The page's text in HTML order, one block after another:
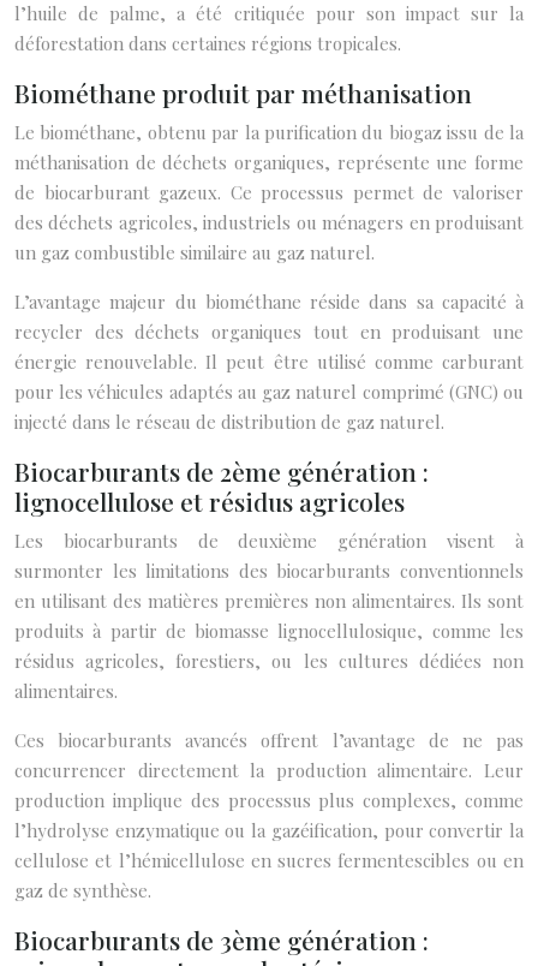
l’huile de palme, a été critiquée pour son impact sur la
déforestation dans certaines régions tropicales.
Biométhane produit par méthanisation
Le biométhane, obtenu par la purification du biogaz issu de la
méthanisation de déchets organiques, représente une forme
de biocarburant gazeux. Ce processus permet de valoriser
des déchets agricoles, industriels ou ménagers en produisant
un gaz combustible similaire au gaz naturel.
L’avantage majeur du biométhane réside dans sa capacité à
recycler des déchets organiques tout en produisant une
énergie renouvelable. Il peut être utilisé comme carburant
pour les véhicules adaptés au gaz naturel comprimé (GNC) ou
injecté dans le réseau de distribution de gaz naturel.
Biocarburants de 2ème génération :
lignocellulose et résidus agricoles
Les biocarburants de deuxième génération visent à
surmonter les limitations des biocarburants conventionnels
en utilisant des matières premières non alimentaires. Ils sont
produits à partir de biomasse lignocellulosique, comme les
résidus agricoles, forestiers, ou les cultures dédiées non
alimentaires.
Ces biocarburants avancés offrent l’avantage de ne pas
concurrencer directement la production alimentaire. Leur
production implique des processus plus complexes, comme
l’hydrolyse enzymatique ou la gazéification, pour convertir la
cellulose et l’hémicellulose en sucres fermentescibles ou en
gaz de synthèse.
Biocarburants de 3ème génération :